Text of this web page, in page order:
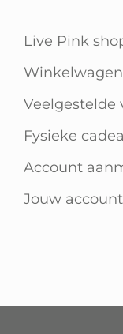
Live Pink
Winkelwagen
Veelgestelde
Fysieke
Account
Jouw account